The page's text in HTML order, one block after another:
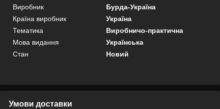
Виробник
Бурда-Україна
Країна виробник
Україна
Тематика
Виробничо-практична
Мова видання
Українська
Стан
Новий
Умови доставки